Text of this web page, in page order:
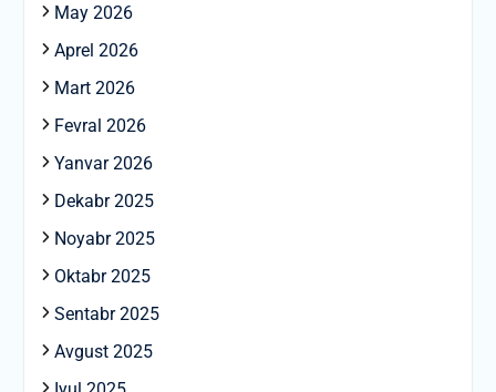
May 2026
Aprel 2026
Mart 2026
Fevral 2026
Yanvar 2026
Dekabr 2025
Noyabr 2025
Oktabr 2025
Sentabr 2025
Avgust 2025